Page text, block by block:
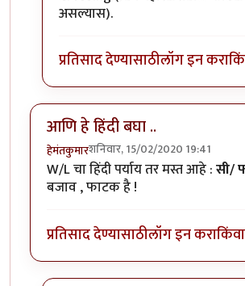
असल्यास).
प्रतिसाद देण्यासाठीलॉग इन करा
आणि हे हिंदी बघा ..
हेमंतकुमारशनिवार, 15/02/2020 19:41
W/L चा हिंदी पर्याय तर मस्त आहे :सी/
बजाव , फाटक है !
प्रतिसाद देण्यासाठीलॉग इन कराकिंवा